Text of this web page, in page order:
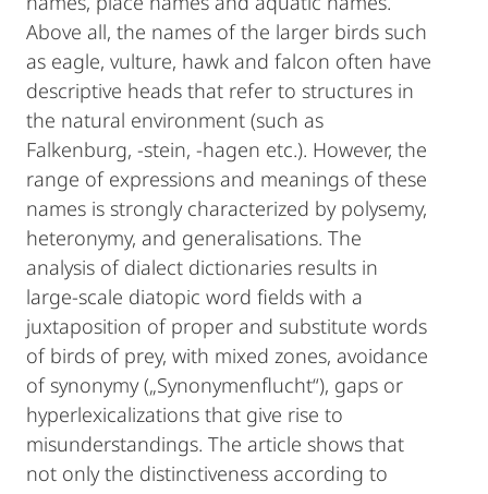
Above all, the names of the larger birds such
as eagle, vulture, hawk and falcon often have
descriptive heads that refer to structures in
the natural environment (such as
Falkenburg, -stein, -hagen etc.). However, the
range of expressions and meanings of these
names is strongly characterized by polysemy,
heteronymy, and generalisations. The
analysis of dialect dictionaries results in
large-scale diatopic word fields with a
juxtaposition of proper and substitute words
of birds of prey, with mixed zones, avoidance
of synonymy („Syn­onymenflucht“), gaps or
hyperlexicalizations that give rise to
misunderstandings. The article shows that
not only the distinctiveness according to